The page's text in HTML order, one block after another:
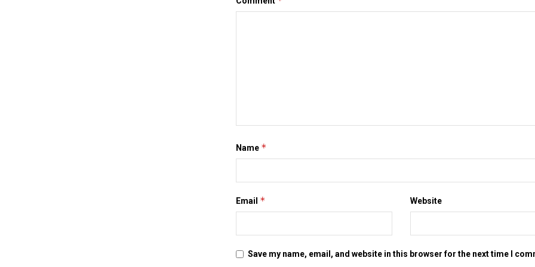
Name *
Email * Website
Save my name, email, and website in this browser for the next time I